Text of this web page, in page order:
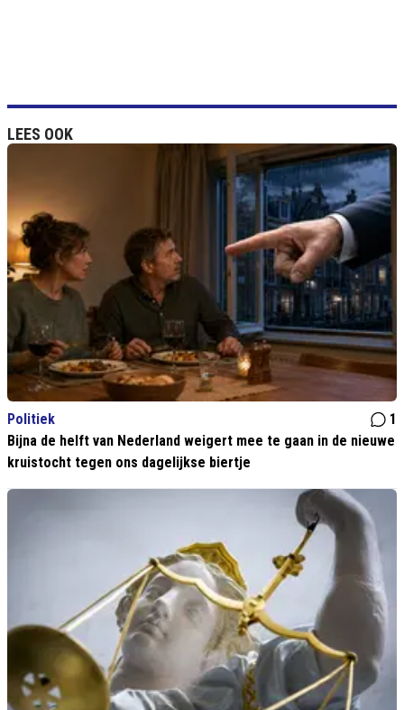
LEES OOK
Politiek
1
Bijna de helft van Nederland weigert mee te gaan in de nieuwe
kruistocht tegen ons dagelijkse biertje